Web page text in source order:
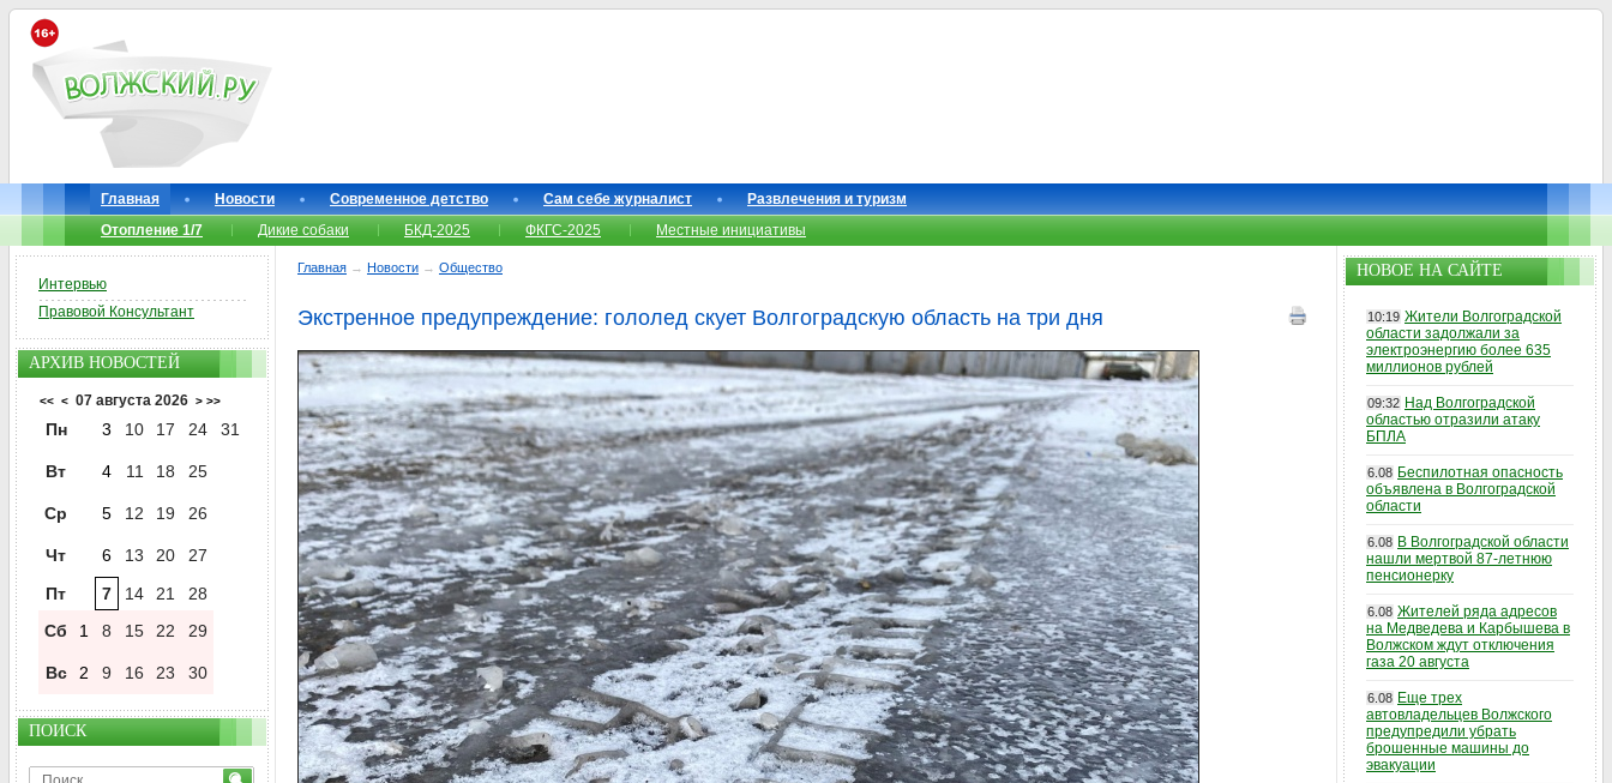
Главная Новости Современное детство Сам себе журналист
Развлечения и туризм
Отопление 1/7
Дикие собаки БКД-2025 ФКГС-2025 Местные инициативы
Главная → Новости → Общество
Экстренное предупреждение: гололед скует Волгоградскую область на три дня
Интервью
Правовой Консультант
АРХИВ НОВОСТЕЙ
<< < 07 августа 2026 > >>
Пн 3 10 17 24 31
Вт 4 11 18 25
Ср 5 12 19 26
Чт 6 13 20
27
Пт
7 14 21
28
Сб
1 8 15 22 29
Вс 2 9 16 23 30
ПОИСК
НОВОЕ НА САЙТЕ
10:19 Жители Волгоградской
области задолжали за
электроэнергию более 635
миллионов рублей
09:32 Над Волгоградской
областью отразили атаку
БПЛА
6.08 Беспилотная опасность
объявлена в Волгоградской
области
6.08 В Волгоградской области
нашли мертвой 87-летнюю
пенсионерку
6.08 Жителей ряда адресов
на Медведева и Карбышева в
Волжском ждут отключения
газа 20 августа
6.08 Еще трех
автовладельцев Волжского
предупредили убрать
брошенные машины до
эвакуации